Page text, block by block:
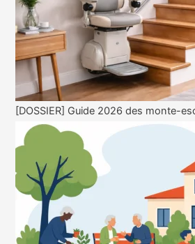
[DOSSIER] Guide 2026 des monte-